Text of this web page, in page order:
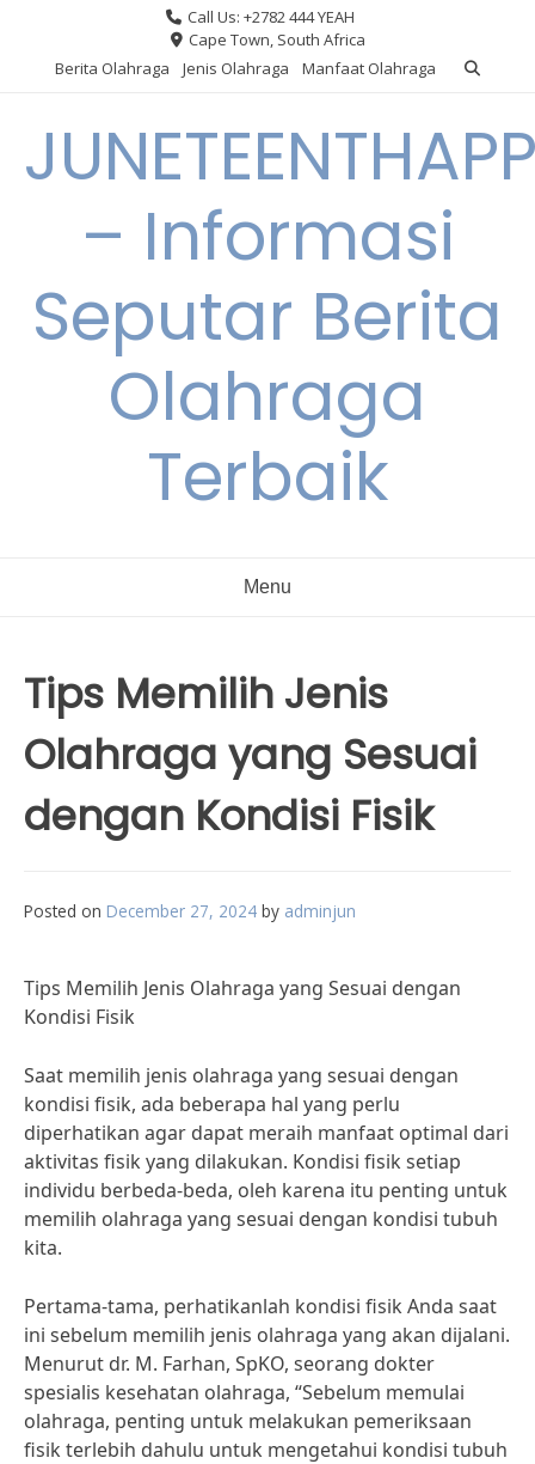
content
Call Us: +2782 444 YEAH
Cape Town, South Africa
Berita Olahraga
Jenis Olahraga Manfaat Olahraga
– Informasi
Seputar Berita
Olahraga
Terbaik
Menu
Tips Memilih Jenis
Olahraga yang Sesuai
dengan Kondisi Fisik
Posted on December 27, 2024 by adminjun
Tips Memilih Jenis Olahraga yang Sesuai dengan
Kondisi Fisik
Saat memilih jenis olahraga yang sesuai dengan
kondisi fisik, ada beberapa hal yang perlu
diperhatikan agar dapat meraih manfaat optimal dari
aktivitas fisik yang dilakukan. Kondisi fisik setiap
individu berbeda-beda, oleh karena itu penting untuk
memilih olahraga yang sesuai dengan kondisi tubuh
kita.
Pertama-tama, perhatikanlah kondisi fisik Anda saat
ini sebelum memilih jenis olahraga yang akan dijalani.
Menurut dr. M. Farhan, SpKO, seorang dokter
spesialis kesehatan olahraga, “Sebelum memulai
olahraga, penting untuk melakukan pemeriksaan
fisik terlebih dahulu untuk mengetahui kondisi tubuh